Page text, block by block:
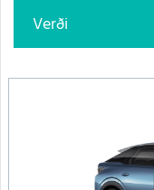
Verði